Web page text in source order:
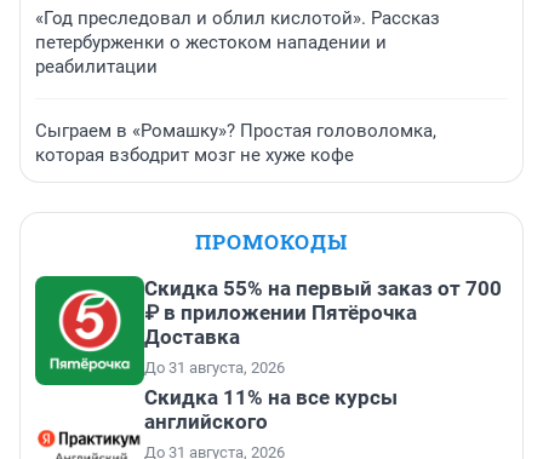
«Год преследовал и облил кислотой». Рассказ
петербурженки о жестоком нападении и
реабилитации
Сыграем в «Ромашку»? Простая головоломка,
которая взбодрит мозг не хуже кофе
ПРОМОКОДЫ
Скидка 55% на первый заказ от 700
₽ в приложении Пятёрочка
Доставка
До 31 августа, 2026
Скидка 11% на все курсы
английского
До 31 августа, 2026